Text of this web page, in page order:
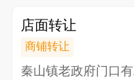
店面转让
商铺转让
秦山镇老政府门口